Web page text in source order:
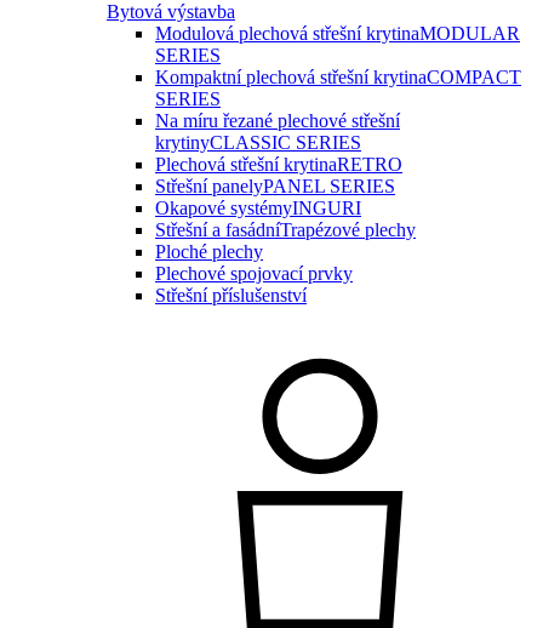
Bytová výstavba
Modulová plechová střešní krytinaMODULAR
SERIES
Kompaktní plechová střešní krytinaCOMPACT
SERIES
Na míru řezané plechové střešní
krytinyCLASSIC SERIES
Plechová střešní krytinaRETRO
Střešní panelyPANEL SERIES
Okapové systémyINGURI
Střešní a fasádníTrapézové plechy
Ploché plechy
Plechové spojovací prvky
Střešní příslušenství